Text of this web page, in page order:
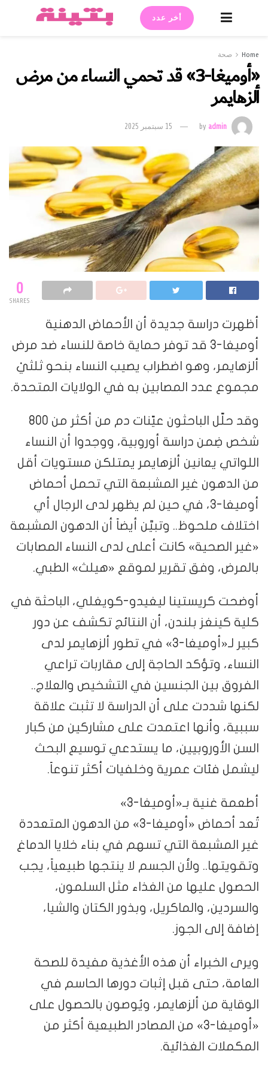
أخر عدد
Home صحة
«أوميغا-3» قد تحمي النساء من مرض
ألزهايمر
byadmin 15 سبتمبر 2025
0
SHARES
أظهرت دراسة جديدة أن الأحماض الدهنية
أوميغا-3 قد توفر حماية خاصة للنساء ضد مرض
ألزهايمر، وهو اضطراب يصيب النساء بنحو ثلثيْ
مجموع عدد المصابين به في الولايات المتحدة.
وقد حلّل الباحثون عيّنات دم من أكثر من 800
شخص ضِمن دراسة أوروبية، ووجدوا أن النساء
اللواتي يعانين ألزهايمر يمتلكن مستويات أقل
من الدهون غير المشبعة التي تحمل أحماض
أوميغا-3، في حين لم يظهر لدى الرجال أي
اختلاف ملحوظ.. وتبيَّن أيضاً أن الدهون المشبعة
«غير الصحية» كانت أعلى لدى النساء المصابات
بالمرض، وفق تقرير لموقع «هيلث» الطبي.
أوضحت كريستينا ليغيدو-كويغلي، الباحثة في
كلية كينغز بلندن، أن النتائج تكشف عن دور
كبير لـ«أوميغا-3» في تطور ألزهايمر لدى
النساء، وتؤكد الحاجة إلى مقاربات تراعي
الفروق بين الجنسين في التشخيص والعلاج..
لكنها شددت على أن الدراسة لا تثبت علاقة
سببية، وأنها اعتمدت على مشاركين من كبار
السن الأوروبيين، ما يستدعي توسيع البحث
ليشمل فئات عمرية وخلفيات أكثر تنوعاً.
أطعمة غنية بـ«أوميغا-3»
تُعد أحماض «أوميغا-3» من الدهون المتعددة
غير المشبعة التي تسهم في بناء خلايا الدماغ
وتقويتها.. ولأن الجسم لا ينتجها طبيعياً، يجب
الحصول عليها من الغذاء مثل السلمون،
والسردين، والماكريل، وبذور الكتان والشيا،
إضافة إلى الجوز.
ويرى الخبراء أن هذه الأغذية مفيدة للصحة
العامة، حتى قبل إثبات دورها الحاسم في
الوقاية من ألزهايمر، ويُوصون بالحصول على
«أوميغا-3» من المصادر الطبيعية أكثر من
المكملات الغذائية.